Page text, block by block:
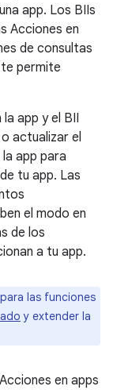
app. Los BIIs
Acciones en
de consultas
te permite
app y el BII
actualizar el
la app para
tu app. Las
el modo en
de los
a tu app.
las funciones
y extender la
en apps